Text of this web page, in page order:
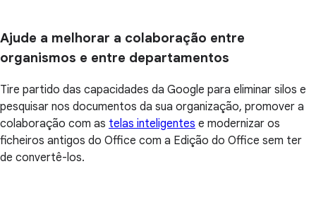
Ajude a melhorar a colaboração entre
organismos e entre departamentos
Tire partido das capacidades da Google para eliminar silos e
pesquisar nos documentos da sua organização, promover a
colaboração com as telas inteligentes e modernizar os
ficheiros antigos do Office com a Edição do Office sem ter
de convertê-los.